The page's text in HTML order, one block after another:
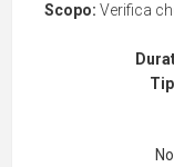
Scopo: Verifica